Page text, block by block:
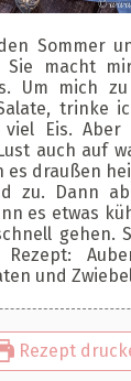
Sommer
Sie macht
Um mich
trinke
viel Eis.
auch auf
es draußen
zu. Dann
es etwas
gehen.
Rezept:
und
Rezept